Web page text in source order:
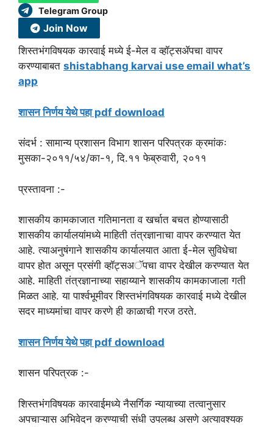
Telegram Group
Join Now
शिस्तभंगविषयक कारवाई मध्ये ई-मेल व व्हॉट्सॲपचा वापर
करण्याबाबत shistabhang karvai use email what’s
app
शासन निर्णय येथे पहा pdf download
संदर्भ : सामान्य प्रशासन विभाग शासन परिपत्रक क्रमांकः
मुसका-२०११/५४/का-१, दि.११ फेब्रुवारी, २०११
प्रस्तावना :-
शासकीय कामकाजात गतिमानता व खर्चात बचत होण्यासाठी
शासकीय कार्यालयांमध्ये माहिती तंत्रज्ञानाचा वापर करण्यात येत
आहे. त्याअनुषंगाने शासकीय कार्यालयात आता ई-मेल सुविधेचा
वापर होत असून प्रसंगी व्हॉट्सअॅपचा वापर देखील करण्यात येत
आहे. माहिती तंत्रज्ञानाच्या सहाय्याने शासकीय कामकाजाला गती
मिळत आहे. या पार्श्वभूमीवर शिस्तभंगविषयक कारवाई मध्ये देखील
सदर माध्यमांचा वापर करणे ही काळाची गरज ठरते.
शासन निर्णय येथे पहा pdf download
शासन परिपत्रक :-
शिस्तभंगविषयक कारवाईमध्ये नैसर्गिक न्यायाच्या तत्वानुसार
अपचाऱ्यास अभिवेदन करण्याची संधी उपलब्ध असणे अत्यावश्यक